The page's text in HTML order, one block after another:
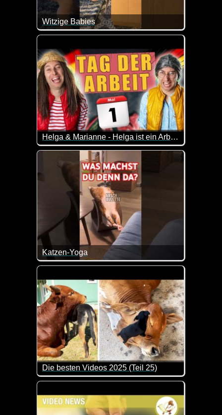
Witzige Babies
Zum Tag des Babys kommen diese lustigen
Helga & Marianne - Helga ist ein Arbeitstier!
Marianne freut sich auf ihren freien Tag und will
Katzen-Yoga
Wer eine blöde Frage stellt, bekommt eine blöde
Die besten Videos 2025 (Teil 25)
Eine tolle Zusammenstellung von lustigen